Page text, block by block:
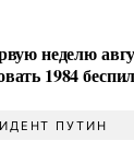
неделю
1984
ПУТИН